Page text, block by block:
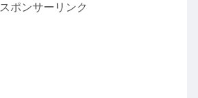
スポンサーリンク